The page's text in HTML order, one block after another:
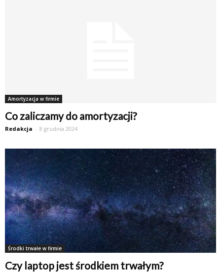
Amortyzacja w firmie
Co zaliczamy do amortyzacji?
Redakcja - 8 grudnia 2024
Środki trwałe w firmie
Czy laptop jest środkiem trwałym?